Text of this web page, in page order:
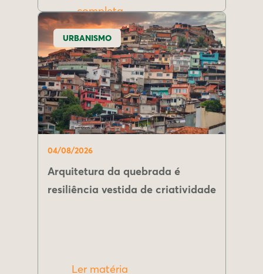
completa
URBANISMO
04/08/2026
Arquitetura da quebrada é
resiliência vestida de criatividade
Ler matéria